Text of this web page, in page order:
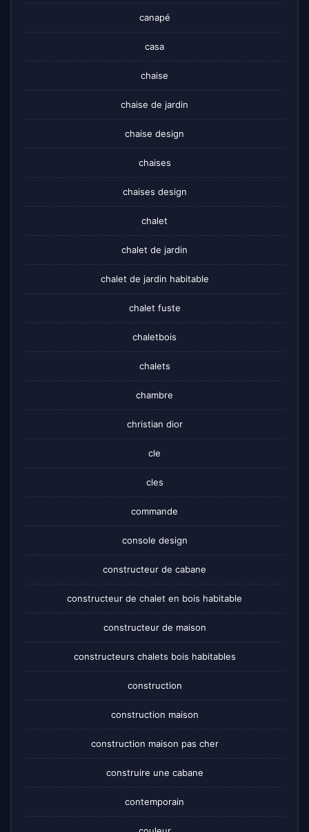
canapé
casa
chaise
chaise de jardin
chaise design
chaises
chaises design
chalet
chalet de jardin
chalet de jardin habitable
chalet fuste
chaletbois
chalets
chambre
christian dior
cle
cles
commande
console design
constructeur de cabane
constructeur de chalet en bois habitable
constructeur de maison
constructeurs chalets bois habitables
construction
construction maison
construction maison pas cher
construire une cabane
contemporain